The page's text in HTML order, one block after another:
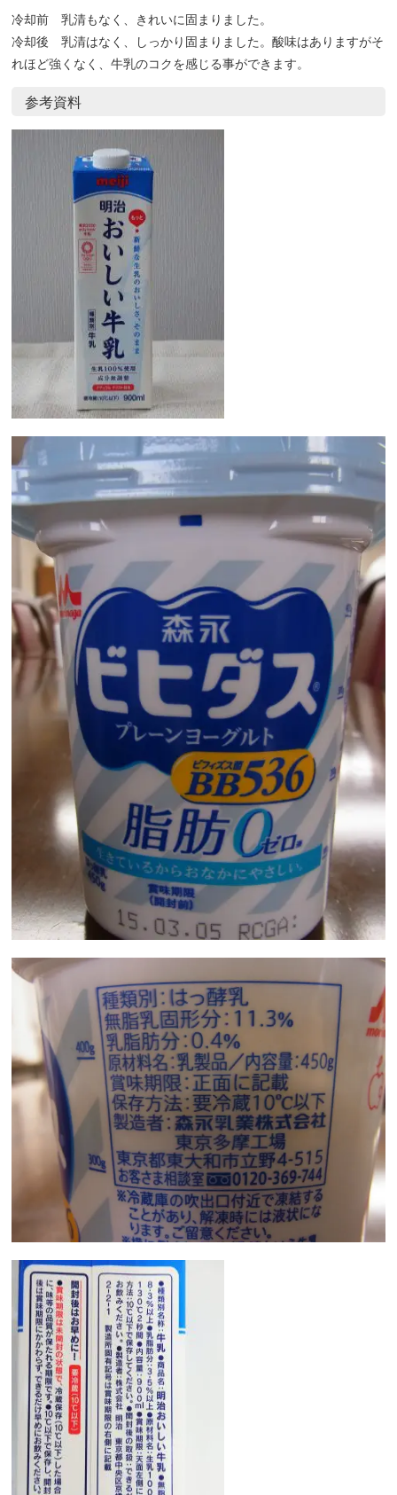
冷却前 乳清もなく、きれいに固まりました。
冷却後 乳清はなく、しっかり固まりました。酸味はありますがそ
れほど強くなく、牛乳のコクを感じる事ができます。
参考資料